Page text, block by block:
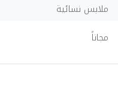
ملابس نسائية
مجاناً